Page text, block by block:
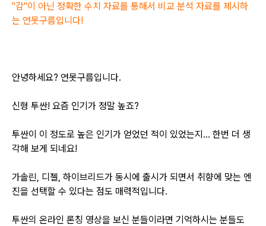
"감"이 아닌 정확한 수치 자료를 통해서 비교 분석 자료를 제시하
는 연못구름입니다!
안녕하세요? 연못구름입니다.
신형 투싼! 요즘 인기가 정말 높죠?
투싼이 이 정도로 높은 인기가 얻었던 적이 있었는지... 한번 더 생
각해 보게 되네요!
가솔린, 디젤, 하이브리드가 동시에 출시가 되면서 취향에 맞는 엔
진을 선택할 수 있다는 점도 매력적입니다.
투싼의 온라인 론칭 영상을 보신 분들이라면 기억하시는 분들도